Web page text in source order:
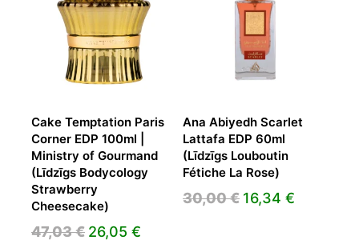
Cake Temptation Paris
Corner EDP 100ml |
Ministry of Gourmand
(Līdzīgs Bodycology
Strawberry
Cheesecake)
47,03€ Original
26,05 €
Ana Abiyedh Scarlet
Lattafa EDP 60ml
(Līdzīgs Louboutin
Fétiche La Rose)
30,00€ Original
16,34 €